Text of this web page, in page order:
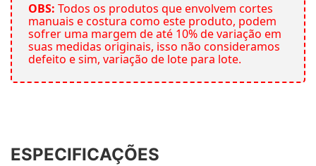
OBS: Todos os produtos que envolvem cortes
manuais e costura como este produto, podem
sofrer uma margem de até 10% de variação em
suas medidas originais, isso não consideramos
defeito e sim, variação de lote para lote.
ESPECIFICAÇÕES